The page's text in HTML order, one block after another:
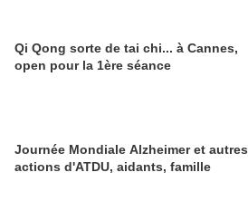
Qi Qong sorte de tai chi... à Cannes,
open pour la 1ère séance
Journée Mondiale Alzheimer et autres
actions d'ATDU, aidants, famille